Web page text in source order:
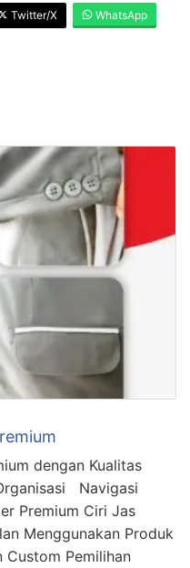
Twitter/X WhatsApp
dengan Kualitas
Navigasi
Premium Ciri Jas
Menggunakan Produk
Custom Pemilihan